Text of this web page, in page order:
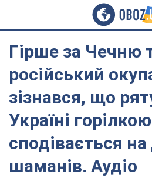
Гірше за Чечню
російський
зізнався, що
Україні горілкою
сподівається
шаманів. Аудіо